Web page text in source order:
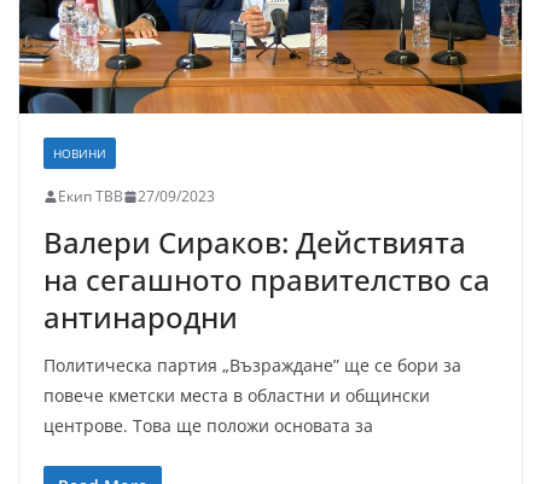
НОВИНИ
Екип ТВВ 27/09/2023
Валери Сираков: Действията
на сегашното правителство са
антинародни
Политическа партия „Възраждане” ще се бори за
повече кметски места в областни и общински
центрове. Това ще положи основата за